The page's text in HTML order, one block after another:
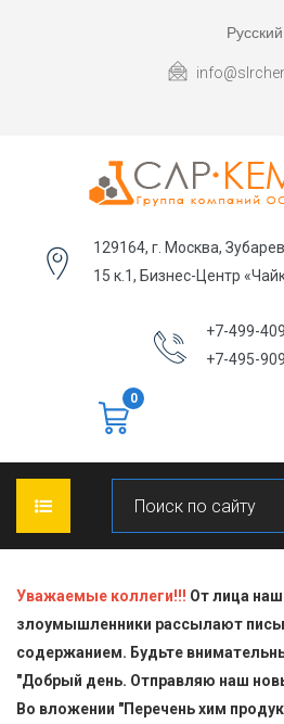
Русский
129164, г. Москва,
15 к.1, Бизнес-Центр
+7-499-
+7-495-
0
О КОМПАНИИ
ПРОДУКЦИЯ
Уважаемые коллеги!!! От лица
злоумышленники рассылают
содержанием. Будьте
"Добрый день. Отправляю наш
Во вложении "Перечень хим